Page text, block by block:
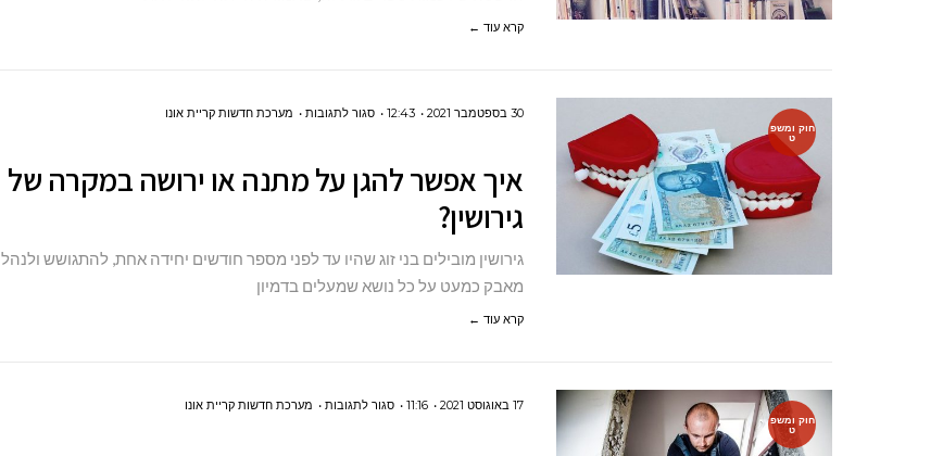
קרא עוד ←
חוק ומשפ
ט
30 בספטמבר 2021 12:43 סגור לתגובותעל
אפשר
מתנה
או
מערכת חדשות קריית אונו
איך אפשר להגן על מתנה או ירושה במקרה של
גירושין?
גירושין מובילים בני זוג שהיו עד לפני מספר חודשים יחידה אחת, להתגושש ולנהל
מאבק כמעט על כל נושא שמעלים בדמיון
קרא עוד ←
חוק ומשפ
ט
17 באוגוסט 2021 11:16 סגור לתגובותעל מערכת חדשות קריית אונו